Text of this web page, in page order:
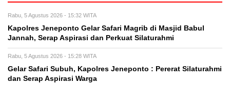
Rabu, 5 Agustus 2026 - 15:32 WITA
Kapolres Jeneponto Gelar Safari Magrib di Masjid Babul
Jannah, Serap Aspirasi dan Perkuat Silaturahmi
Rabu, 5 Agustus 2026 - 15:28 WITA
Gelar Safari Subuh, Kapolres Jeneponto : Pererat Silaturahmi
dan Serap Aspirasi Warga